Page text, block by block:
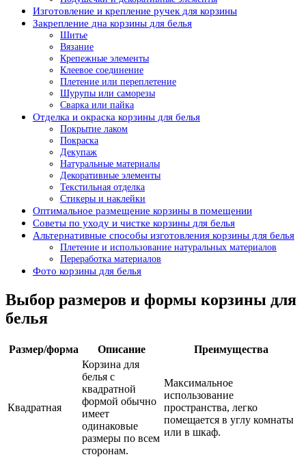
Изготовление и крепление ручек для корзины
Закрепление дна корзины для белья
Шитье
Вязание
Крепежные элементы
Клеевое соединение
Плетение или переплетение
Шурупы или саморезы
Сварка или пайка
Отделка и окраска корзины для белья
Покрытие лаком
Покраска
Декупаж
Натуральные материалы
Декоративные элементы
Текстильная отделка
Стикеры и наклейки
Оптимальное размещение корзины в помещении
Советы по уходу и чистке корзины для белья
Альтернативные способы изготовления корзины для белья
Плетение и использование натуральных материалов
Переработка материалов
Фото корзины для белья
Выбор размеров и формы корзины для
белья
Размер/форма Описание Преимущества
Квадратная
Корзина для
белья с
квадратной
формой обычно
имеет
одинаковые
размеры по всем
сторонам.
Максимальное
использование
пространства, легко
помещается в углу комнаты
или в шкаф.